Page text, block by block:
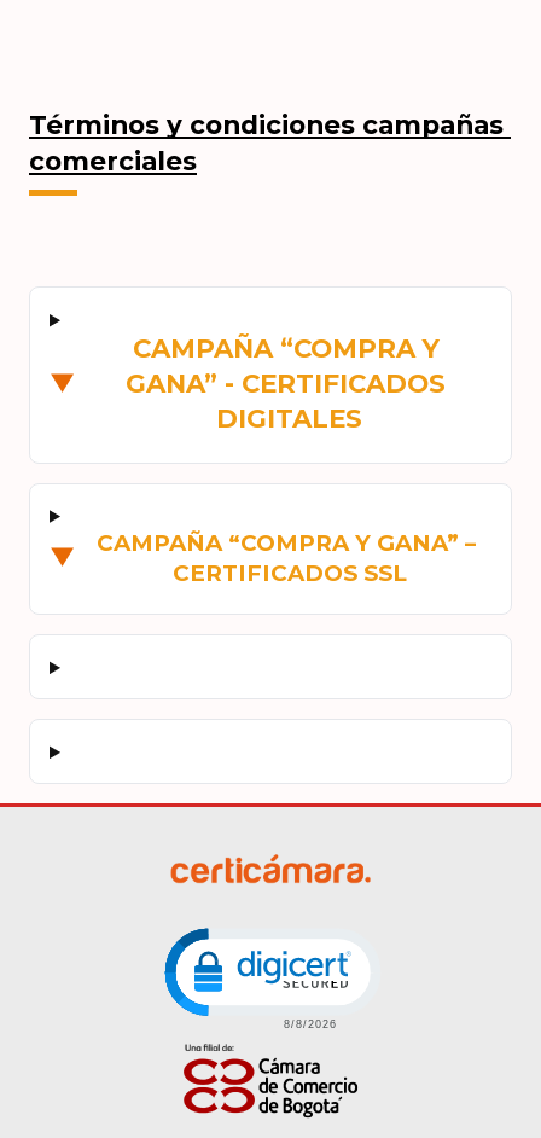
Términos y condiciones campañas
comerciales
▼
CAMPAÑA “COMPRA Y
GANA” - CERTIFICADOS
DIGITALES
▼
CAMPAÑA “COMPRA Y GANA” –
CERTIFICADOS SSL
Imagen